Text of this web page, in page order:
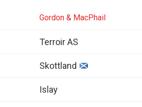
Gordon & MacPhail
Terroir AS
Skottland
Islay